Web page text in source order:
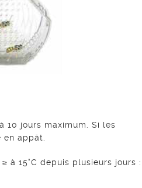
10 jours maximum. Si les
appât.
à 15°C depuis plusieurs jours :